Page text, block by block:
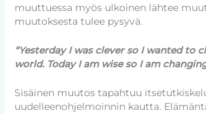
muuttuessa myös ulkoinen lähtee
muutoksesta tulee pysyvä.
“Yesterday I was clever so I wanted to
world. Today I am wise so I am
Sisäinen muutos tapahtuu
uudelleenohjelmoinnin kautta.